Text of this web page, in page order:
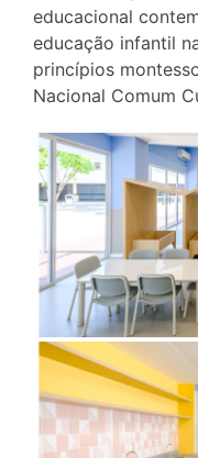
educacional
educação infantil
princípios
Nacional Comum